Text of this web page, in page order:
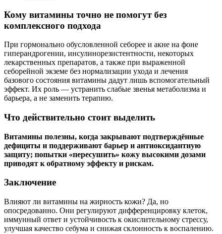
Кому витамины точно не помогут без
комплексного подхода
При гормонально обусловленной себорее и акне на фоне
гиперандрогении, инсулинорезистентности, некоторых
лекарственных препаратов, а также при выраженной
себорейной экземе без нормализации ухода и лечения
базового состояния витамины дадут лишь вспомогательный
эффект. Их роль — устранить слабые звенья метаболизма и
барьера, а не заменить терапию.
Что действительно стоит выделить
Витамины полезны, когда закрывают подтверждённые
дефициты и поддерживают барьер и антиоксидантную
защиту; попытки «пересушить» кожу высокими дозами
приводят к обратному эффекту и рискам.
Заключение
Влияют ли витамины на жирность кожи? Да, но
опосредованно. Они регулируют дифференцировку клеток,
иммунный ответ и устойчивость к окислительному стрессу,
улучшая качество себума и снижая склонность к воспалению.